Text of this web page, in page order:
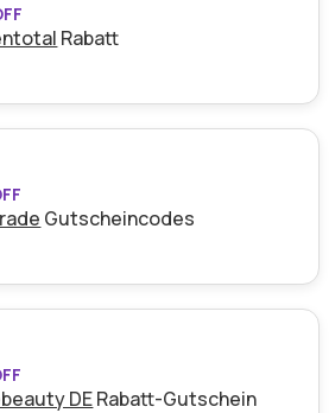
Rabatt
Gutscheincodes
DERabatt-Gutschein